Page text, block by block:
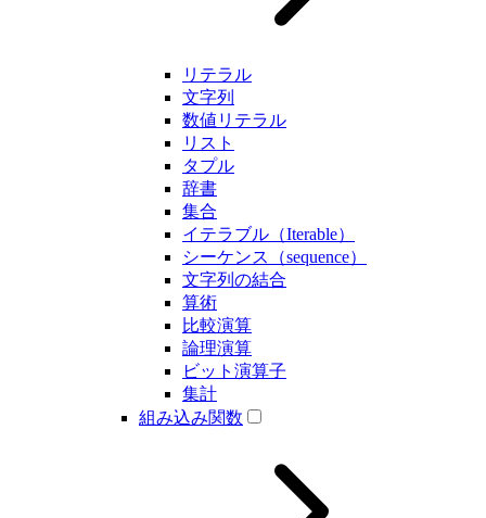
リテラル
文字列
数値リテラル
リスト
タプル
辞書
集合
イテラブル（Iterable）
シーケンス（sequence）
文字列の結合
算術
比較演算
論理演算
ビット演算子
集計
組み込み関数